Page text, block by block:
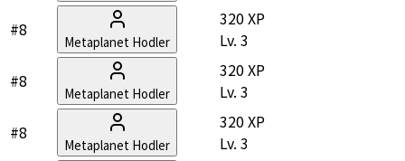
#8
Metaplanet Hodler
320 XP
Lv. 3
#8
Metaplanet Hodler
320 XP
Lv. 3
#8
Metaplanet Hodler
320 XP
Lv. 3